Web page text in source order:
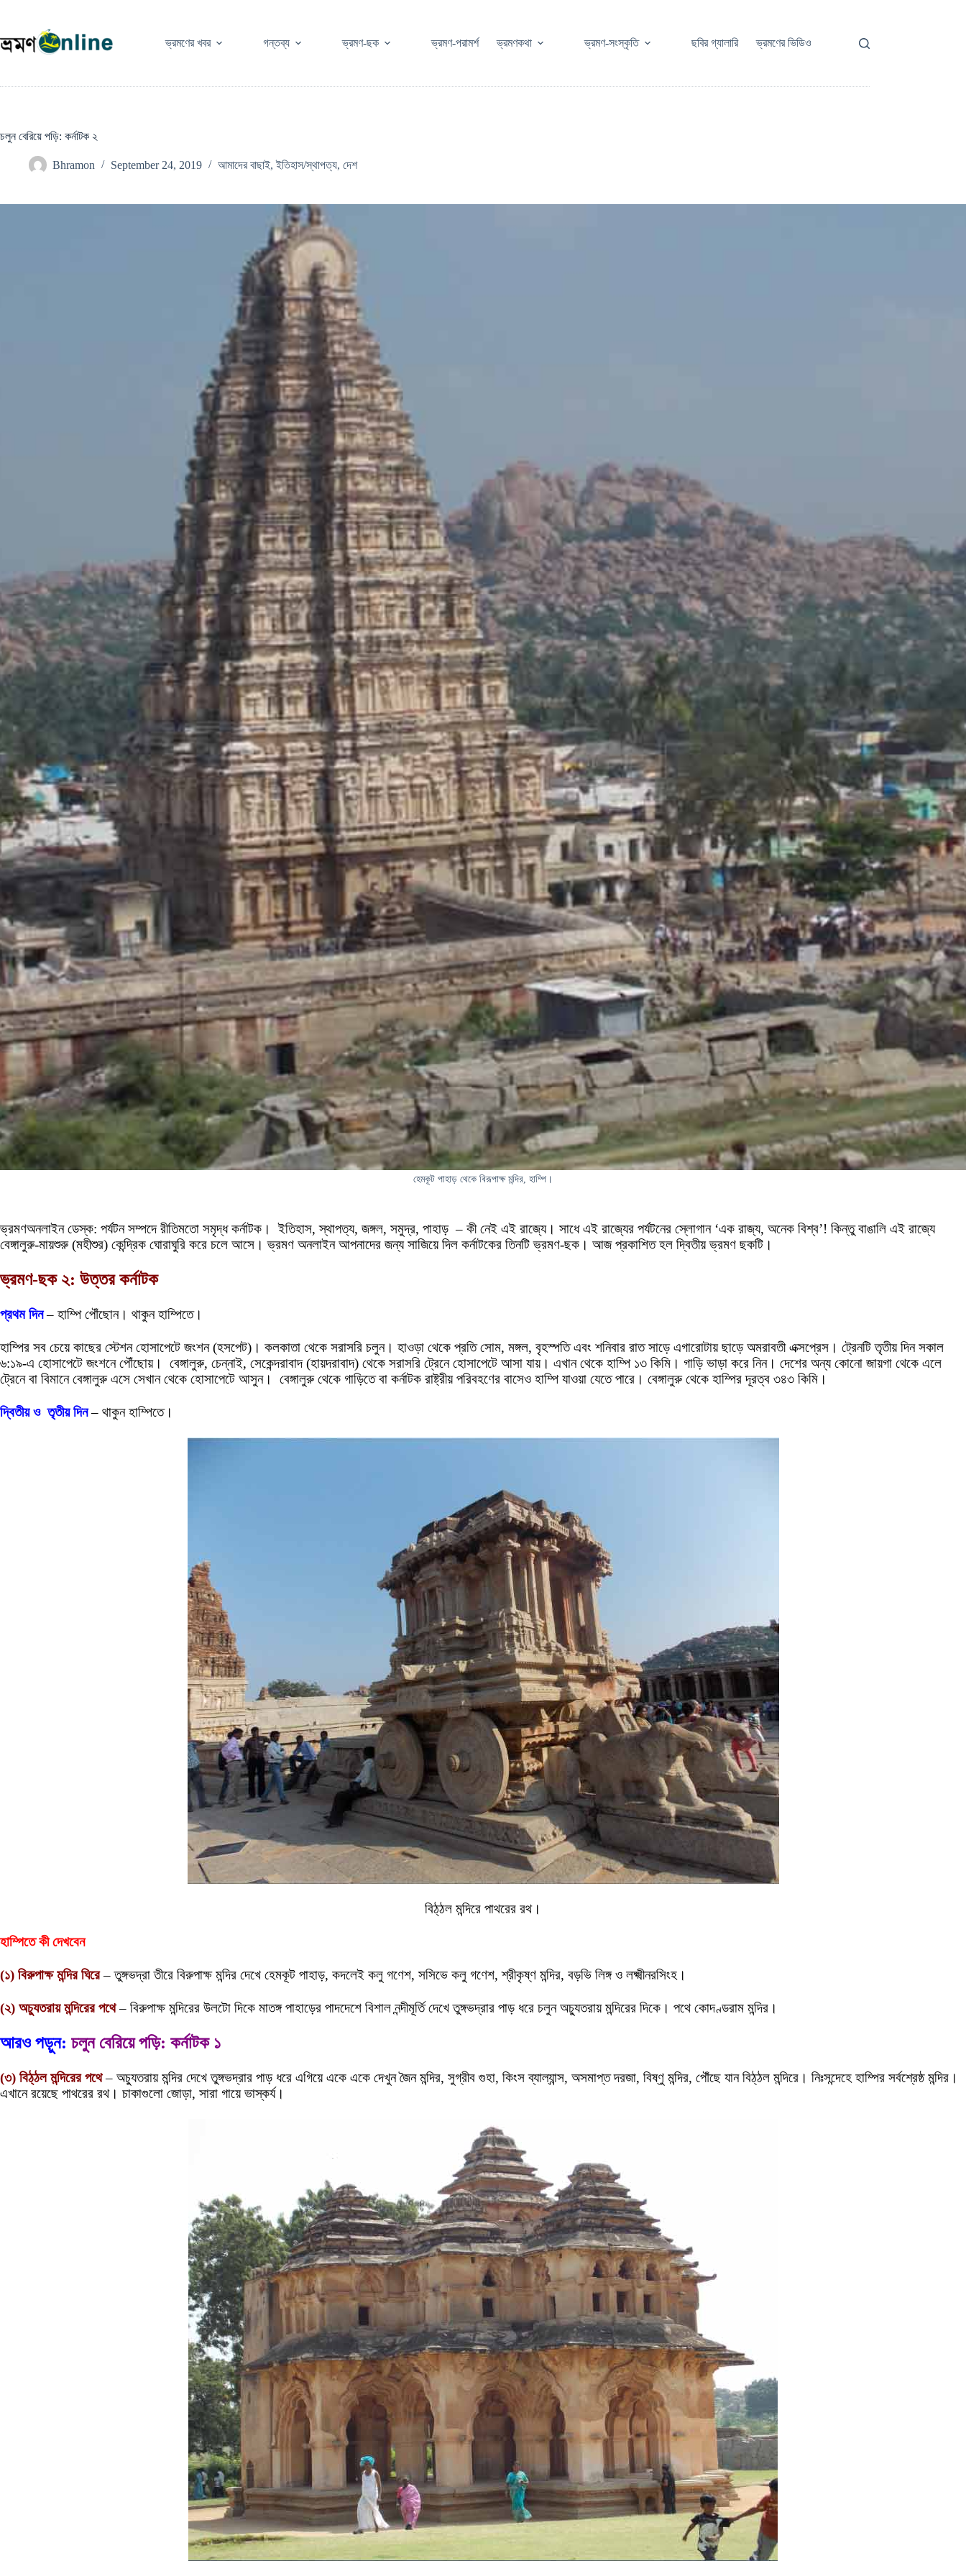
ভ্রমণের খবর
গন্তব্য ভ্রমণ-ছক ভ্রমণ-পরামর্শ ভ্রমণকথা ভ্রমণ-সংস্কৃতি ছবির গ্যালারি ভ্রমণের ভিডিও
চলুন বেরিয়ে পড়ি: কর্নাটক ২
Bhramon September 24, 2019 আমাদের বাছাই,ইতিহাস/স্থাপত্য, দেশ
হেমকূট পাহাড় থেকে বিরূপাক্ষ মন্দির, হাম্পি।
ভ্রমণঅনলাইন ডেস্ক: পর্যটন সম্পদে রীতিমতো সমৃদ্ধ কর্নাটক। ইতিহাস, স্থাপত্য, জঙ্গল, সমুদ্র, পাহাড় – কী নেই এই রাজ্যে। সাধে এই রাজ্যের পর্যটনের স্লোগান ‘এক রাজ্য, অনেক বিশ্ব’! কিন্তু বাঙালি এই রাজ্যে
বেঙ্গালুরু-মায়শুরু (মহীশুর) কেন্দ্রিক ঘোরাঘুরি করে চলে আসে। ভ্রমণ অনলাইন আপনাদের জন্য সাজিয়ে দিল কর্নাটকের তিনটি ভ্রমণ-ছক। আজ প্রকাশিত হল দ্বিতীয় ভ্রমণ ছকটি।
ভ্রমণ-ছক ২: উত্তর কর্নাটক
প্রথম দিন– হাম্পি পৌঁছোন। থাকুন হাম্পিতে।
হাম্পির সব চেয়ে কাছের স্টেশন হোসাপেটে জংশন (হসপেট)। কলকাতা থেকে সরাসরি চলুন। হাওড়া থেকে প্রতি সোম, মঙ্গল, বৃহস্পতি এবং শনিবার রাত সাড়ে এগারোটায় ছাড়ে অমরাবতী এক্সপ্রেস। ট্রেনটি তৃতীয় দিন সকাল
৬:১৯-এ হোসাপেটে জংশনে পৌঁছোয়। বেঙ্গালুরু, চেন্নাই, সেকেন্দরাবাদ (হায়দরাবাদ) থেকে সরাসরি ট্রেনে হোসাপেটে আসা যায়। এখান থেকে হাম্পি ১৩ কিমি। গাড়ি ভাড়া করে নিন। দেশের অন্য কোনো জায়গা থেকে এলে
ট্রেনে বা বিমানে বেঙ্গালুরু এসে সেখান থেকে হোসাপেটে আসুন। বেঙ্গালুরু থেকে গাড়িতে বা কর্নাটক রাষ্ট্রীয় পরিবহণের বাসেও হাম্পি যাওয়া যেতে পারে। বেঙ্গালুরু থেকে হাম্পির দূরত্ব ৩৪৩ কিমি।
দ্বিতীয় ও তৃতীয় দিন – থাকুন হাম্পিতে।
বিঠ্‌ঠল মন্দিরে পাথরের রথ।
হাম্পিতে কী দেখবেন
(১) বিরুপাক্ষ মন্দির ঘিরে– তুঙ্গভদ্রা তীরে বিরুপাক্ষ মন্দির দেখে হেমকূট পাহাড়, কদলেই কলু গণেশ, সসিভে কলু গণেশ, শ্রীকৃষ্ণ মন্দির, বড়ভি লিঙ্গ ও লক্ষ্মীনরসিংহ।
(২) অচ্যুতরায় মন্দিরের পথে– বিরুপাক্ষ মন্দিরের উলটো দিকে মাতঙ্গ পাহাড়ের পাদদেশে বিশাল নন্দীমূর্তি দেখে তুঙ্গভদ্রার পাড় ধরে চলুন অচ্যুতরায় মন্দিরের দিকে। পথে কোদণ্ডরাম মন্দির।
আরও পড়ুন: চলুন বেরিয়ে পড়ি: কর্নাটক ১
(৩) বিঠ্‌ঠল মন্দিরের পথে– অচ্যুতরায় মন্দির দেখে তুঙ্গভদ্রার পাড় ধরে এগিয়ে একে একে দেখুন জৈন মন্দির, সুগ্রীব গুহা, কিংস ব্যাল্যান্স, অসমাপ্ত দরজা, বিষ্ণু মন্দির, পৌঁছে যান বিঠ্‌ঠল মন্দিরে। নিঃসন্দেহে হাম্পির সর্বশ্রেষ্ঠ মন্দির।
এখানে রয়েছে পাথরের রথ। চাকাগুলো জোড়া, সারা গায়ে ভাস্কর্য।